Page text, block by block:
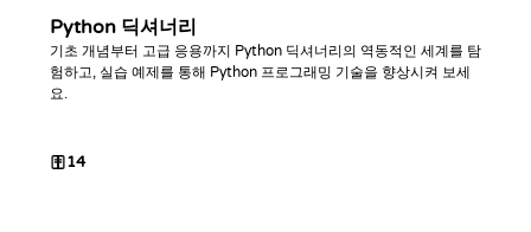
Python 딕셔너리
기초 개념부터 고급 응용까지 Python 딕셔너리의 역동적인 세계를 탐
험하고, 실습 예제를 통해 Python 프로그래밍 기술을 향상시켜 보세
요.
14